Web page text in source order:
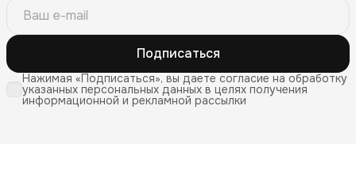
Подписаться
Нажимая «Подписаться», вы даете согласие на обработку
указанных персональных данных в целях получения
информационной и рекламной рассылки